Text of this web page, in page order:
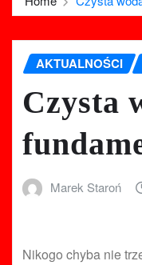
AKTUALNOŚCI
Czysta
Marek Staroń
Nikogo chyba nie